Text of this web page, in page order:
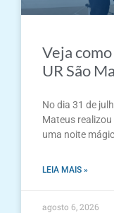
Veja
UR São
No dia 31 de
Mateus
uma noite
LEIA MAIS »
agosto 6, 2026